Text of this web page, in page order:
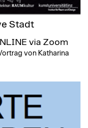
Stadt
via Zoom
von Katharina